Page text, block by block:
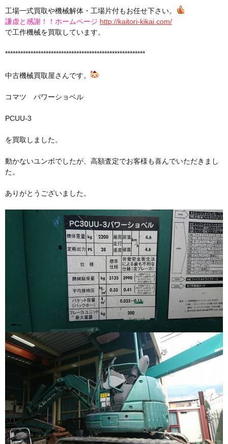
工場一式買取や機械解体・工場片付もお任せ下さい。
謙虚と感謝！！ ホームページ http://kaitori-kikai.com/
で工作機械を買取しています。
*******************************************************
中古機械買取屋さんです。
コマツ パワーショベル
PCUU-3
を買取しました。
動かないユンボでしたが、高額査定でお客様も喜んでいただきまし
た。
ありがとうございました。